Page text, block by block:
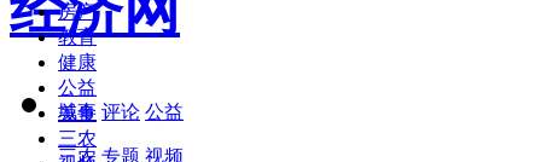
城事 评论 公益
三农 专题 视频
房产
教育
健康
公益
美食
三农